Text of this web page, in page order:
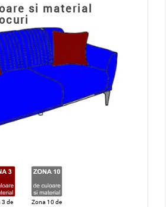
si material
3 de
Zona 10 de